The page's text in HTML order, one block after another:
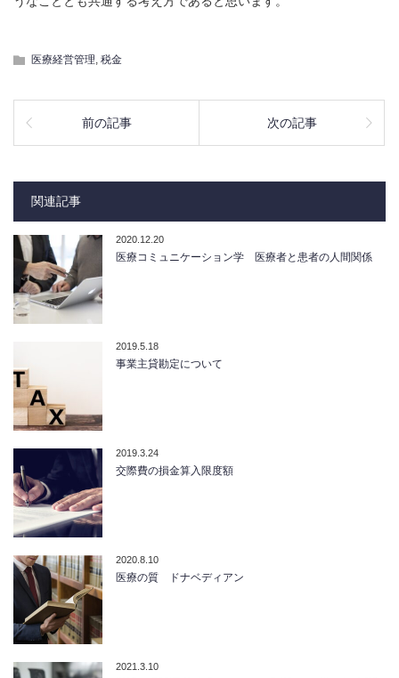
医療経営管理, 税金
前の記事 次の記事
関連記事
2020.12.20
医療コミュニケーション学 医療者と患者の人間関係
2019.5.18
事業主貸勘定について
2019.3.24
交際費の損金算入限度額
2020.8.10
医療の質 ドナベディアン
2021.3.10